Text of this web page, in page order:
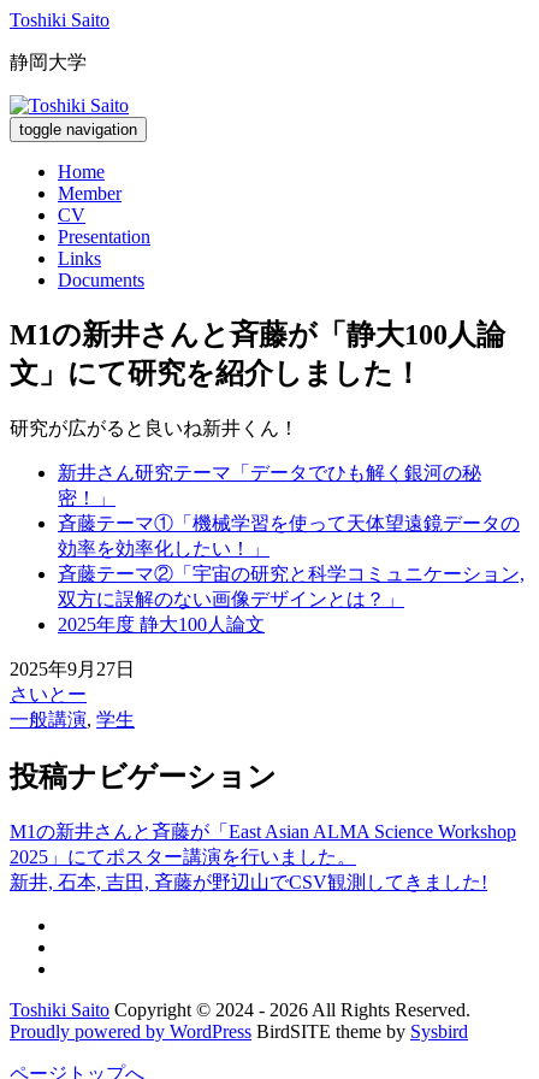
Toshiki Saito
静岡大学
toggle navigation
Home
Member
CV
Presentation
Links
Documents
M1の新井さんと斉藤が「静大100人論
文」にて研究を紹介しました！
研究が広がると良いね新井くん！
新井さん研究テーマ「データでひも解く銀河の秘
密！」
斉藤テーマ①「機械学習を使って天体望遠鏡データの
効率を効率化したい！」
斉藤テーマ②「宇宙の研究と科学コミュニケーション,
双方に誤解のない画像デザインとは？」
2025年度 静大100人論文
2025年9月27日
さいとー
一般講演, 学生
投稿ナビゲーション
M1の新井さんと斉藤が「East Asian ALMA Science Workshop
2025」にてポスター講演を行いました。
新井, 石本, 吉田, 斉藤が野辺山でCSV観測してきました!
Toshiki Saito Copyright © 2024 - 2026 All Rights Reserved.
Proudly powered by WordPress BirdSITE theme by Sysbird
ページトップへ